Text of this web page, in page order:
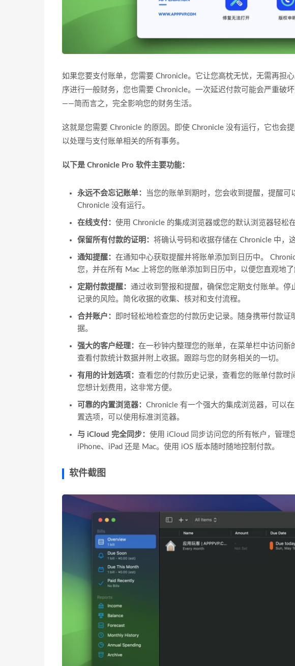
如果您要支付账单，您需要 Chronicle。它让您高枕无忧，无需再担
序进行一般财务，您也需要 Chronicle。一次延迟付款可能会严重破
——简而言之，完全影响您的财务生活。
这就是您需要 Chronicle 的原因。即使 Chronicle 没有运行，它也会
以处理与支付账单相关的所有事务。
以下是 Chronicle Pro 软件主要功能：
永远不会忘记账单：
当您的账单到期时，您会收到提醒，提醒
Chronicle 没有运行。
在线支付： 使用 Chronicle 的集成浏览器或您的默认浏览器轻松
保留所有付款的证明： 将确认号码和收据存储在 Chronicle 中，
通知提醒： 在通知中心获取提醒并将账单添加到日历中。
您，并在所有 Mac 上将您的账单添加到日历中，以便您直观地了
定期付款提醒： 通过收到警报和提醒，确保您定期支付账单。
记录的风险。简化收据的收集、核对和支付流程。
合并账户：
即时轻松地检查您的付款历史记录。随身携带付款
据。
强大的客户经理： 在一秒钟内整理您的账单，在菜单栏中访问新
查看付款统计数据并附上收据。跟踪与您的财务相关的一切。
有用的计划选项： 查看您的付款历史记录，查看您的账单付款
您想计划费用，这非常方便。
可靠的内置浏览器： Chronicle 有一个强大的集成浏览器，可以
置选项，可以使用标准浏览器。
与 iCloud 完全同步： 使用 iCloud 同步访问您的所有帐户，管理
iPhone、iPad 还是 Mac。使用 iOS 版本随时随地控制付款。
软件截图